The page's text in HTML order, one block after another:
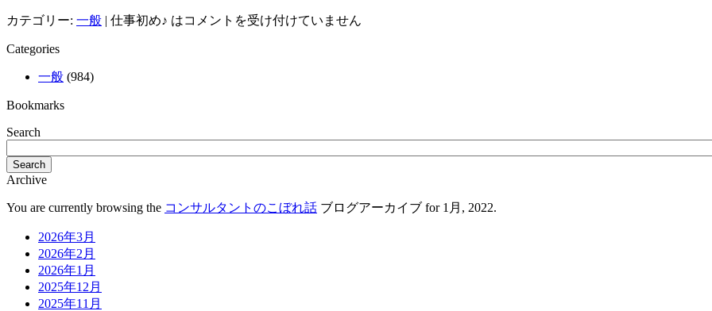
カテゴリー: 一般 | 仕事初め♪ はコメントを受け付けていません
Categories
一般 (984)
Bookmarks
Search
Search
Archive
You are currently browsing the コンサルタントのこぼれ話 ブログアーカイブ for 1月, 2022.
2026年3月
2026年2月
2026年1月
2025年12月
2025年11月